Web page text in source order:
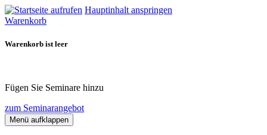
Hauptinhalt anspringen
Warenkorb
Warenkorb ist leer
Fügen Sie Seminare hinzu
zum Seminarangebot
Menü aufklappen